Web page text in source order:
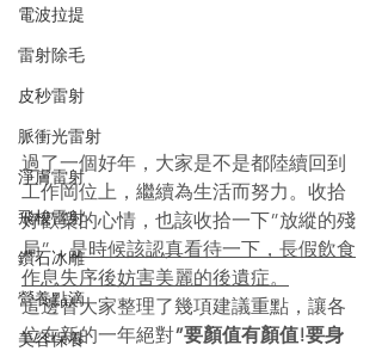
電波拉提
雷射除毛
皮秒雷射
脈衝光雷射
淨膚雷射
飛梭雷射
鑽石冰雕
營養點滴
美容保養
過了一個好年，大家是不是都陸續回到
工作岡位上，繼續為生活而努力。收拾
好歡樂的心情，也該收拾一下”放縱的殘
局”，是時候該認真看待一下，長假飲食
作息失序後妨害美麗的後遺症。
這邊替大家整理了幾項建議重點，讓各
位在新的一年絕對”要顏值有顏值!要身